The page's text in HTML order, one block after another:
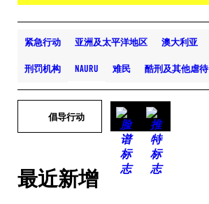
紧急行动 亚洲及太平洋地区 澳大利亚
刑罚机构 NAURU 难民 酷刑及其他虐待
倡导行动
最近新增